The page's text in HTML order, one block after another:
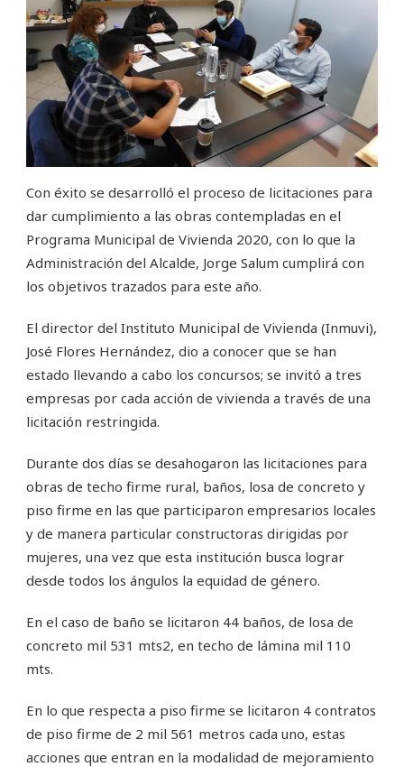
Con éxito se desarrolló el proceso de licitaciones para
dar cumplimiento a las obras contempladas en el
Programa Municipal de Vivienda 2020, con lo que la
Administración del Alcalde, Jorge Salum cumplirá con
los objetivos trazados para este año.
El director del Instituto Municipal de Vivienda (Inmuvi),
José Flores Hernández, dio a conocer que se han
estado llevando a cabo los concursos; se invitó a tres
empresas por cada acción de vivienda a través de una
licitación restringida.
Durante dos días se desahogaron las licitaciones para
obras de techo firme rural, baños, losa de concreto y
piso firme en las que participaron empresarios locales
y de manera particular constructoras dirigidas por
mujeres, una vez que esta institución busca lograr
desde todos los ángulos la equidad de género.
En el caso de baño se licitaron 44 baños, de losa de
concreto mil 531 mts2, en techo de lámina mil 110
mts.
En lo que respecta a piso firme se licitaron 4 contratos
de piso firme de 2 mil 561 metros cada uno, estas
acciones que entran en la modalidad de mejoramiento